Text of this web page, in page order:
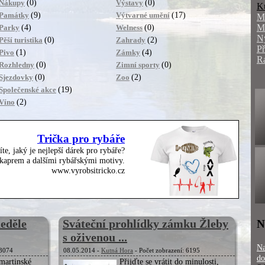
(0)
(9)
(4)
turistika (0)
(1)
(0)
(0)
akce (19)
(2)
Výstavy (0)
Výtvarné umění (17)
Welness (0)
Zahrady (2)
Zámky (4)
Zimní sporty (0)
Zoo (2)
Trička pro rybáře
jaký je nejlepší dárek pro rybáře?
a dalšími rybářskými motivy.
www.vyrobsitricko.cz
Sváteční prohlídky zámku Žleby
s oživenou ...
08.05.2014 - Kutná Hora - Počet zobrazení: 6195
Přijďte se vrátit do minulosti,